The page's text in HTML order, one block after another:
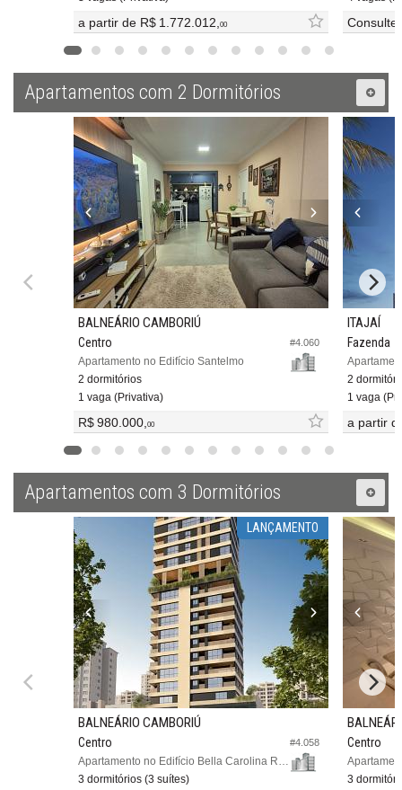
a partir de R$ 1.772.012,00
Apartamentos com 2 Dormitórios
#4.060
BALNEÁRIO CAMBORIÚ
Centro
Apartamento no Edifício Santelmo
2 dormitórios
1 vaga (Privativa)
R$ 980.000,00
ITAJAÍ
Fazenda
2
1 vaga
a partir
Apartamentos com 3 Dormitórios
LANÇAMENTO
#4.058
BALNEÁRIO CAMBORIÚ
Centro
Apartamento no Edifício Bella Carolina Residence
3 dormitórios (3 suítes)
Centro
3